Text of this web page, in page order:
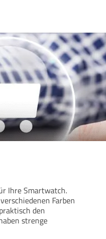
Ihre Smartwatch.
Farben
den
strenge